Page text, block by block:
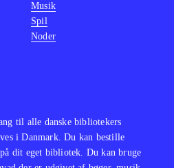
til alle danske bibliotekers
i Danmark. Du kan bestille
dit eget bibliotek. Du kan bruge
Musik
Spil
Noder